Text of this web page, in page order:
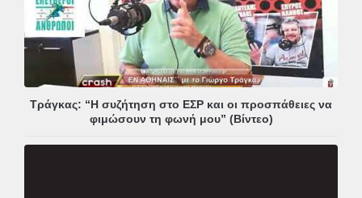
Τράγκας: “Η συζήτηση στο ΕΣΡ και οι προσπάθειες να
φιμώσουν τη φωνή μου” (Βίντεο)